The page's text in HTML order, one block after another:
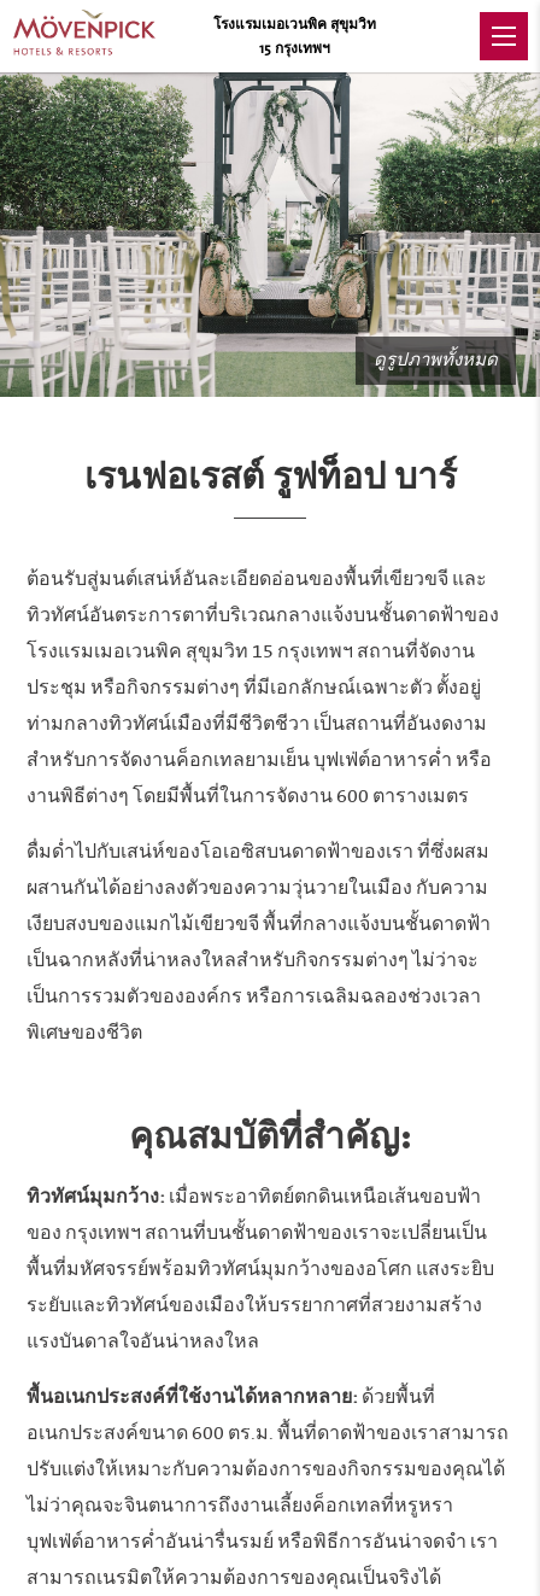
ดูรูปภาพทั้งหมด
เรนฟอเรสต์ รูฟท็อป บาร์
ต้อนรับสู่มนต์เสน่ห์อันละเอียดอ่อนของพื้นที่เขียวขจี และ
ทิวทัศน์อันตระการตาที่บริเวณกลางแจ้งบนชั้นดาดฟ้าของ
โรงแรมเมอเวนพิค สุขุมวิท 15 กรุงเทพฯ สถานที่จัดงาน
ประชุม หรือกิจกรรมต่างๆ ที่มีเอกลักษณ์เฉพาะตัว ตั้งอยู่
ท่ามกลางทิวทัศน์เมืองที่มีชีวิตชีวา เป็นสถานที่อันงดงาม
สำหรับการจัดงานค็อกเทลยามเย็น บุฟเฟ่ต์อาหารค่ำ หรือ
งานพิธีต่างๆ โดยมีพื้นที่ในการจัดงาน 600 ตารางเมตร
ดื่มด่ำไปกับเสน่ห์ของโอเอซิสบนดาดฟ้าของเรา ที่ซึ่งผสม
ผสานกันได้อย่างลงตัวของความวุ่นวายในเมือง กับความ
เงียบสงบของแมกไม้เขียวขจี พื้นที่กลางแจ้งบนชั้นดาดฟ้า
เป็นฉากหลังที่น่าหลงใหลสำหรับกิจกรรมต่างๆ ไม่ว่าจะ
เป็นการรวมตัวขององค์กร หรือการเฉลิมฉลองช่วงเวลา
พิเศษของชีวิต
คุณสมบัติที่สำคัญ:
ทิวทัศน์มุมกว้าง: เมื่อพระอาทิตย์ตกดินเหนือเส้นขอบฟ้า
ของ กรุงเทพฯ สถานที่บนชั้นดาดฟ้าของเราจะเปลี่ยนเป็น
พื้นที่มหัศจรรย์พร้อมทิวทัศน์มุมกว้างของอโศก แสงระยิบ
ระยับและทิวทัศน์ของเมืองให้บรรยากาศที่สวยงามสร้าง
แรงบันดาลใจอันน่าหลงใหล
พื้นอเนกประสงค์ที่ใช้งานได้หลากหลาย: ด้วยพื้นที่
อเนกประสงค์ขนาด 600 ตร.ม. พื้นที่ดาดฟ้าของเราสามารถ
ปรับแต่งให้เหมาะกับความต้องการของกิจกรรมของคุณได้
ไม่ว่าคุณจะจินตนาการถึงงานเลี้ยงค็อกเทลที่หรูหรา
บุฟเฟ่ต์อาหารค่ำอันน่ารื่นรมย์ หรือพิธีการอันน่าจดจำ เรา
สามารถเนรมิตให้ความต้องการของคุณเป็นจริงได้
โรงแรมเมอเวนพิค สุขุมวิท
15 กรุงเทพฯ